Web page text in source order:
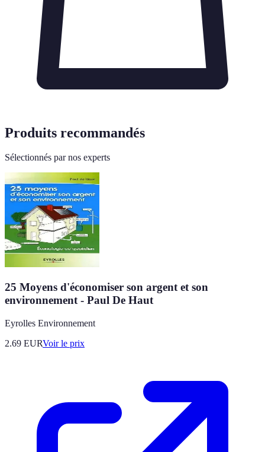
Produits recommandés
Sélectionnés par nos experts
25 Moyens d'économiser son argent et son
environnement - Paul De Haut
Eyrolles Environnement
2.69 EURVoir le prix